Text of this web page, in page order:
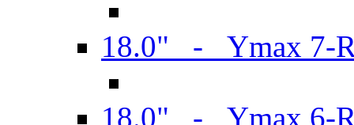
18.0" - Ymax 7-
18.0" - Ymax 6-